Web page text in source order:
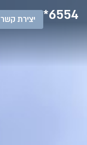
6554* יצירת קשר